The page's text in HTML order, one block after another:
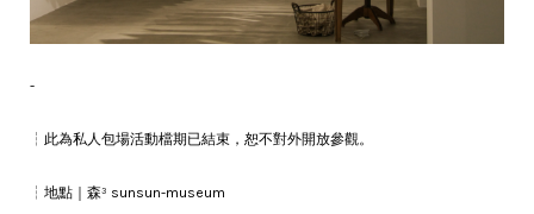
-
┆此為私人包場活動檔期已結束，恕不對外開放參觀。
┆地點｜森³ sunsun-museum